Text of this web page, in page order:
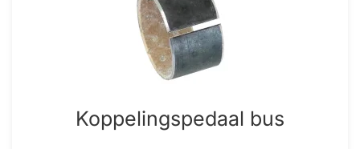
Koppelingspedaal bus